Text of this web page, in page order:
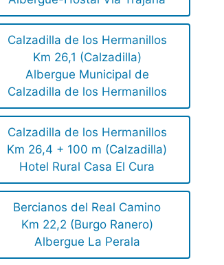
Calzadilla de los Hermanillos
Km 26,1 (Calzadilla)
Albergue Municipal de
Calzadilla de los Hermanillos
Calzadilla de los Hermanillos
Km 26,4 + 100 m (Calzadilla)
Hotel Rural Casa El Cura
Bercianos del Real Camino
Km 22,2 (Burgo Ranero)
Albergue La Perala